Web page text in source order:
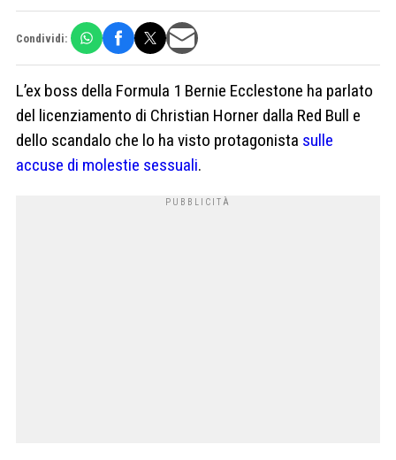
Condividi:
L’ex boss della Formula 1 Bernie Ecclestone ha parlato
del licenziamento di Christian Horner dalla Red Bull e
dello scandalo che lo ha visto protagonista sulle
accuse di molestie sessuali.